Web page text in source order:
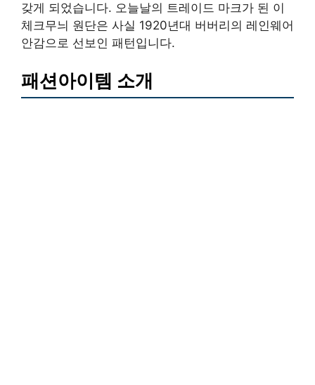
갖게 되었습니다. 오늘날의 트레이드 마크가 된 이
체크무늬 원단은 사실 1920년대 버버리의 레인웨어
안감으로 선보인 패턴입니다.
패션아이템 소개